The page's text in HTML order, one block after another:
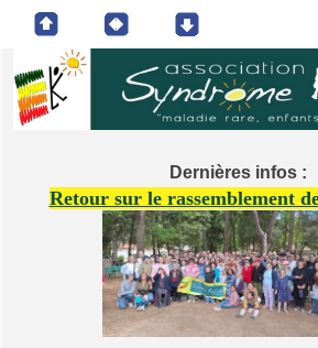
Dernières infos :
Retour sur le rassemblement